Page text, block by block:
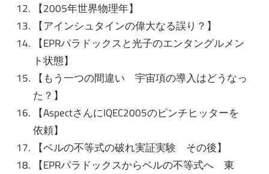
【2005年世界物理年】
【アインシュタインの偉大なる誤り？】
【EPRパラドックスと光子のエンタングルメン
ト状態】
【もう一つの間違い 宇宙項の導入はどうなっ
た？】
【AspectさんにIQEC2005のピンチヒッターを
依頼】
【ベルの不等式の破れ実証実験 その後】
【EPRパラドックスからベルの不等式へ 東